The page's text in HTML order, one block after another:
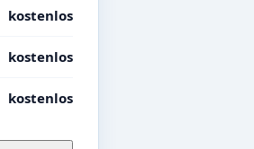
kostenlos
kostenlos
kostenlos